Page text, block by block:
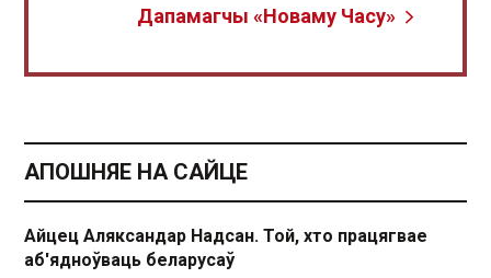
Дапамагчы «Новаму Часу»
АПОШНЯЕ НА САЙЦЕ
Айцец Аляксандар Надсан. Той, хто працягвае
аб'ядноўваць беларусаў